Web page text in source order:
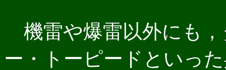
機雷や爆雷以外にも
ー・トーピードといっ